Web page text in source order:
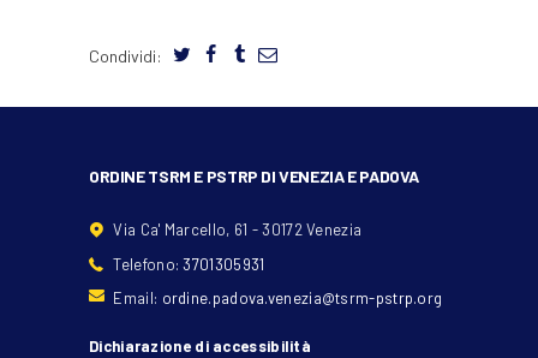
Condividi:
ORDINE TSRM E PSTRP DI VENEZIA E PADOVA
Via Ca' Marcello, 61 - 30172 Venezia
Telefono:3701305931
Email: ordine.padova.venezia@tsrm-pstrp.org
Dichiarazione di accessibilità